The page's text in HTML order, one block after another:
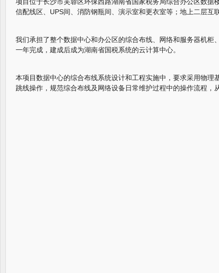
信配线区、UPS间、消防钢瓶间、演示室和更衣室等；地上二层
我们承担了整个数据中心和办公区的综合布线、网络和服务器机
一年完成，建成后成为湖南省国税系统的云计算中心。
本项目数据中心的综合布线系统设计和工程实施中，要求采用物
跳线操作，规范综合布线及网络设备日常维护过程中的操作流程